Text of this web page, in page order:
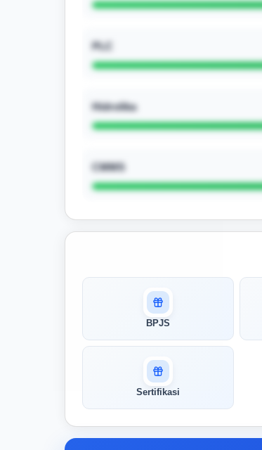
PLC
Hidrolika
CMMS
pertandingan AI Anda
AI kami menganalisis profil Anda dan
menunjukkan seberapa cocok keahlian
Anda dengan peran ini
Buka Kunci Skor Pertandingan
BPJS
Sertifikasi